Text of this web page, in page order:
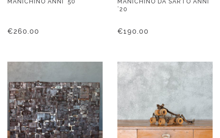
MANICHINO ANNI ’50
€260.00
MANICHINO DA SARTO ANNI
’20
€190.00